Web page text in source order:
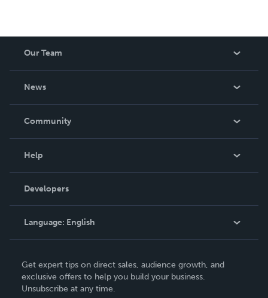
Our Team
News
In The News
Community
Podcast
Help
Order Lookup
Knowledge Base
Contact Support
Developers
Language: English
Deutsch
Français
Get expert tips on direct sales, audience growth, and
exclusive offers to help you build your business.
Unsubscribe at any time.